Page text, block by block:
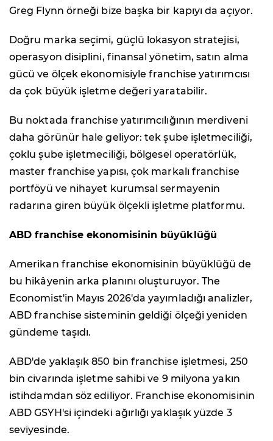
Greg Flynn örneği bize başka bir kapıyı da açıyor.
Doğru marka seçimi, güçlü lokasyon stratejisi,
operasyon disiplini, finansal yönetim, satın alma
gücü ve ölçek ekonomisiyle franchise yatırımcısı
da çok büyük işletme değeri yaratabilir.
Bu noktada franchise yatırımcılığının merdiveni
daha görünür hale geliyor: tek şube işletmeciliği,
çoklu şube işletmeciliği, bölgesel operatörlük,
master franchise yapısı, çok markalı franchise
portföyü ve nihayet kurumsal sermayenin
radarına giren büyük ölçekli işletme platformu.
ABD franchise ekonomisinin büyüklüğü
Amerikan franchise ekonomisinin büyüklüğü de
bu hikâyenin arka planını oluşturuyor. The
Economist'in Mayıs 2026'da yayımladığı analizler,
ABD franchise sisteminin geldiği ölçeği yeniden
gündeme taşıdı.
ABD'de yaklaşık 850 bin franchise işletmesi, 250
bin civarında işletme sahibi ve 9 milyona yakın
istihdamdan söz ediliyor. Franchise ekonomisinin
ABD GSYH'si içindeki ağırlığı yaklaşık yüzde 3
seviyesinde.